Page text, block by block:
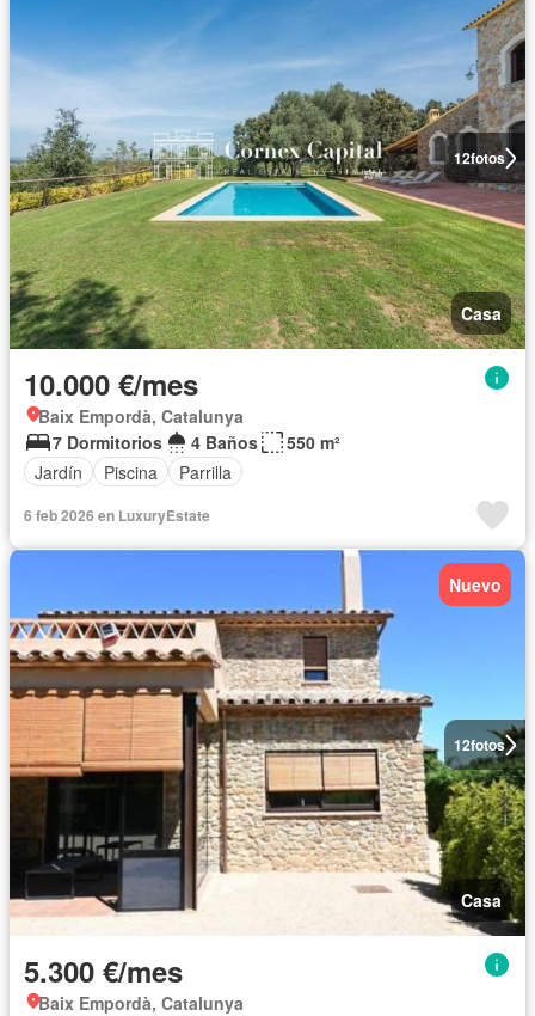
12fotos
Casa
10.000 €/mes
Baix Empordà, Catalunya
7 Dormitorios
4 Baños
550 m²
Jardín
Piscina Parrilla
6 feb 2026 en LuxuryEstate
12fotos
Nuevo
Casa
5.300 €/mes
Baix Empordà, Catalunya